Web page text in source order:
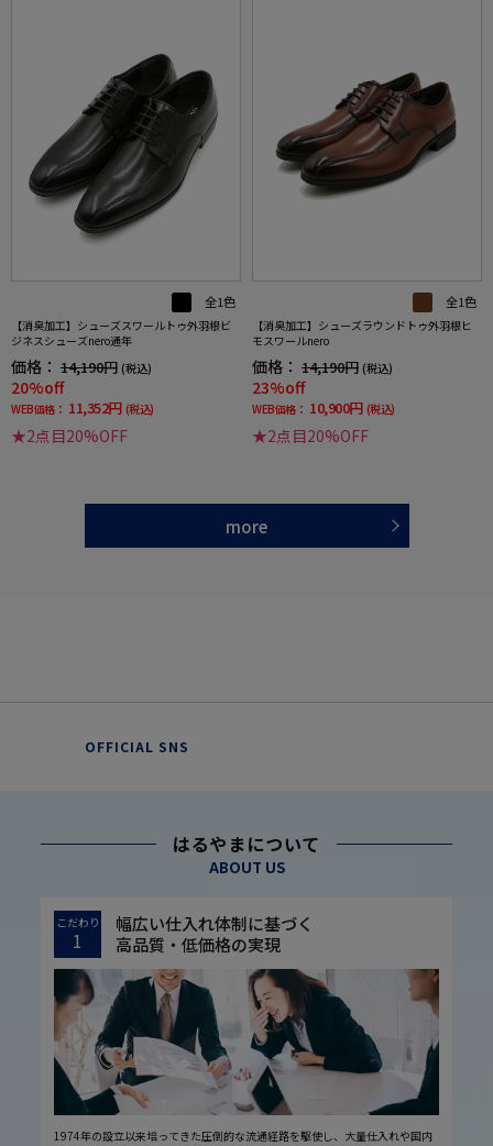
全1色
【消臭加工】シューズスワールトゥ外羽根ビ
ジネスシューズnero通年
価格： 14,190円 (税込)
20%off
WEB価格： 11,352円 (税込)
★2点目20%OFF
全1色
【消臭加工】シューズラウンドトゥ外羽根ヒ
モスワールnero
価格： 14,190円 (税込)
23%off
WEB価格： 10,900円 (税込)
★2点目20%OFF
more
OFFICIAL SNS
はるやまについて
ABOUT US
こだわり
1
幅広い仕入れ体制に基づく
高品質・低価格の実現
1974年の設立以来培ってきた圧倒的な流通経路を駆使し、大量仕入れや国内